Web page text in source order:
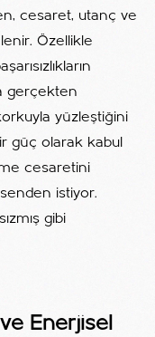
cesaret, utanç ve
Özellikle
gerçekten
yüzleştiğini
güç olarak kabul
cesaretini
istiyor.
gibi
Enerjisel